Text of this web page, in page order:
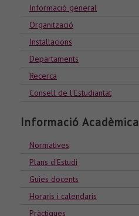
Informació general
Organització
Installacions
Departaments
Recerca
Consell de l'Estudiantat
Informació Acadèmica
Normatives
Plans d'Estudi
Guies docents
Horaris i calendaris
Pràctiques